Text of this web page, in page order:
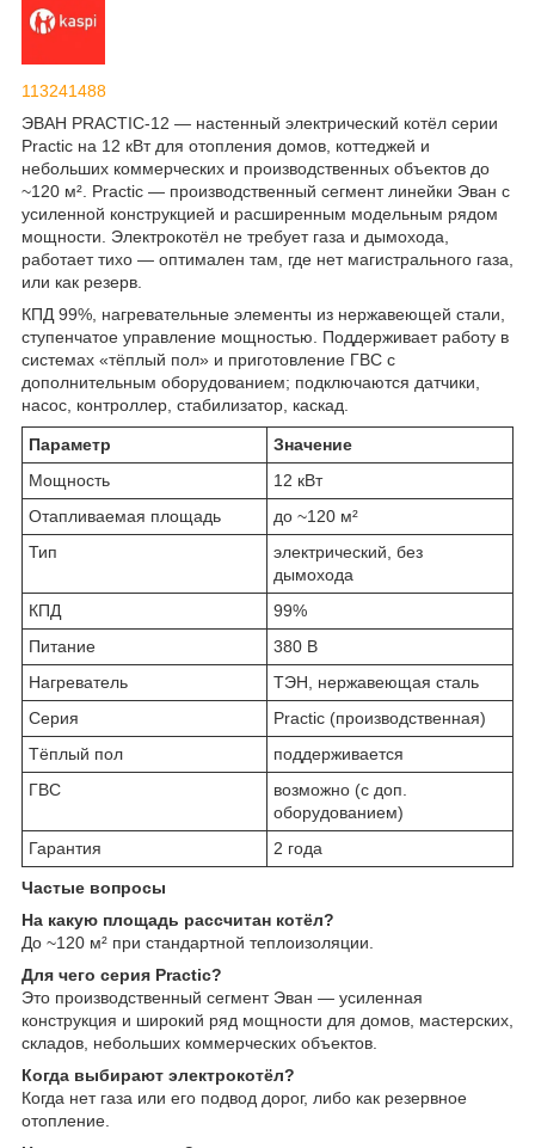
113241488
ЭВАН PRACTIC-12 — настенный электрический котёл серии
Practic на 12 кВт для отопления домов, коттеджей и
небольших коммерческих и производственных объектов до
~120 м². Practic — производственный сегмент линейки Эван с
усиленной конструкцией и расширенным модельным рядом
мощности. Электрокотёл не требует газа и дымохода,
работает тихо — оптимален там, где нет магистрального газа,
или как резерв.
КПД 99%, нагревательные элементы из нержавеющей стали,
ступенчатое управление мощностью. Поддерживает работу в
системах «тёплый пол» и приготовление ГВС с
дополнительным оборудованием; подключаются датчики,
насос, контроллер, стабилизатор, каскад.
Параметр
Значение
Мощность
12 кВт
Отапливаемая площадь
до ~120 м²
Тип
электрический, без
дымохода
КПД
99%
Питание
380 В
Нагреватель
ТЭН, нержавеющая сталь
Серия
Practic (производственная)
Тёплый пол
поддерживается
ГВС
возможно (с доп.
оборудованием)
Гарантия
2 года
Частые вопросы
На какую площадь рассчитан котёл?
До ~120 м² при стандартной теплоизоляции.
Для чего серия Practic?
Это производственный сегмент Эван — усиленная
конструкция и широкий ряд мощности для домов, мастерских,
складов, небольших коммерческих объектов.
Когда выбирают электрокотёл?
Когда нет газа или его подвод дорог, либо как резервное
отопление.